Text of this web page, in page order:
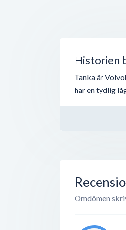
Historien
Tanka är
har en tydlig
Omdömen